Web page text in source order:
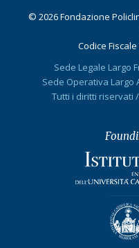
© 2026 Fondazione
Codice Fiscale
Sede Legale Largo
Sede Operativa Largo
Tutti i diritti riservati